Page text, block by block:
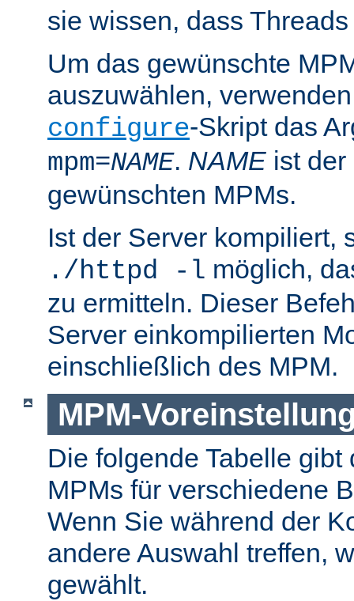
sie wissen, dass
Um das gewünschte
auszuwählen,
configure-Skript das
mpm=NAME. NAME ist
gewünschten MPMs.
Ist der Server kompiliert,
./httpd -l möglich,
zu ermitteln. Dieser
Server einkompilierten
einschließlich des MPM.
MPM-
Die folgende Tabelle
MPMs für verschiedene
Wenn Sie während der
andere Auswahl treffen,
gewählt.